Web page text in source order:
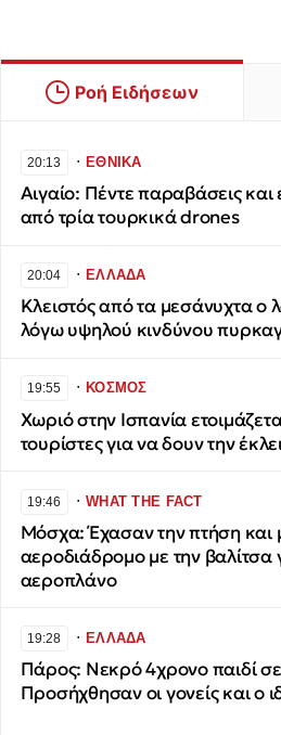
Ροή Ειδήσεων
20:13 ∙ΕΘΝΙΚΑ
Αιγαίο: Πέντε παραβάσεις
από τρία τουρκικά drones
20:04 ∙ΕΛΛΑΔΑ
Κλειστός από τα μεσάνυχτα ο
λόγω υψηλού κινδύνου
19:55 ∙ΚΟΣΜΟΣ
Χωριό στην Ισπανία
τουρίστες για να δουν την
19:46 ∙WHAT THE FACT
Μόσχα: Έχασαν την πτήση και
αεροδιάδρομο με την βαλίτσα
αεροπλάνο
19:28 ∙ΕΛΛΑΔΑ
Πάρος: Νεκρό 4χρονο παιδί
Προσήχθησαν οι γονείς και ο